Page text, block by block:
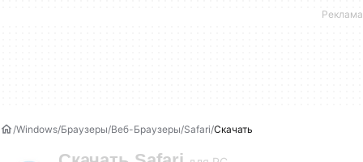
Windows Браузеры Веб-Браузеры Safari Скачать